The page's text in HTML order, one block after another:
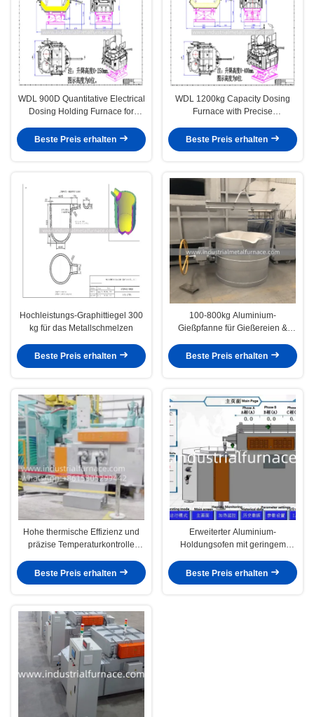
WDL 900D Quantitative Electrical
Dosing Holding Furnace for
Capacity 700kg Working Capacity
Beste Preis erhalten
WDL 1200kg Capacity Dosing
Furnace with Precise
Efficient Design for Aluminum
Beste Preis erhalten
Hochleistungs-Graphittiegel 300
kg für das Metallschmelzen
Beste Preis erhalten
100-800kg Aluminium-
Gießpfanne für Gießereien &
Beste Preis erhalten
Hohe thermische Effizienz und
präzise Temperaturkontrolle
Beste Preis erhalten
Erweiterter Aluminium-
Holdungsofen mit geringem
Wartung
Beste Preis erhalten